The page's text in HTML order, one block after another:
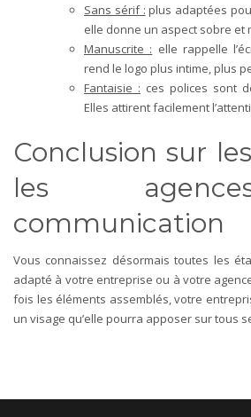
Sans sérif: plus adaptées
elle donne un aspect sobre et
Manuscrite : elle rappelle
rend le logo plus intime, plus
Fantaisie : ces polices sont
Elles attirent facilement
Conclusion sur
les
communication
Vous connaissez désormais toutes les
adapté à votre entreprise ou à votre
fois les éléments assemblés, votre
un visage qu’elle pourra apposer sur tous